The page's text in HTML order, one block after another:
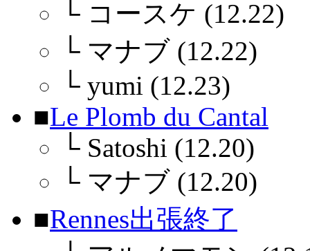
└ コースケ (12.22)
└ マナブ (12.22)
└ yumi (12.23)
■Le Plomb du Cantal
└ Satoshi (12.20)
└ マナブ (12.20)
■Rennes出張終了